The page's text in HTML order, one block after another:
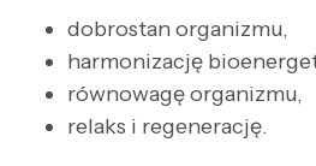
dobrostan organizmu,
harmonizację
równowagę organizmu,
relaks i regenerację.